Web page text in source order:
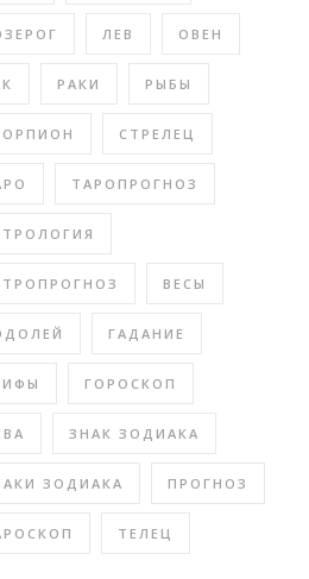
ЛЕВ ОВЕН
РАКИ РЫБЫ
СТРЕЛЕЦ
ТАРОПРОГНОЗ
ВЕСЫ
ГАДАНИЕ
ГОРОСКОП
ЗНАК ЗОДИАКА
ЗОДИАКА ПРОГНОЗ
ТЕЛЕЦ